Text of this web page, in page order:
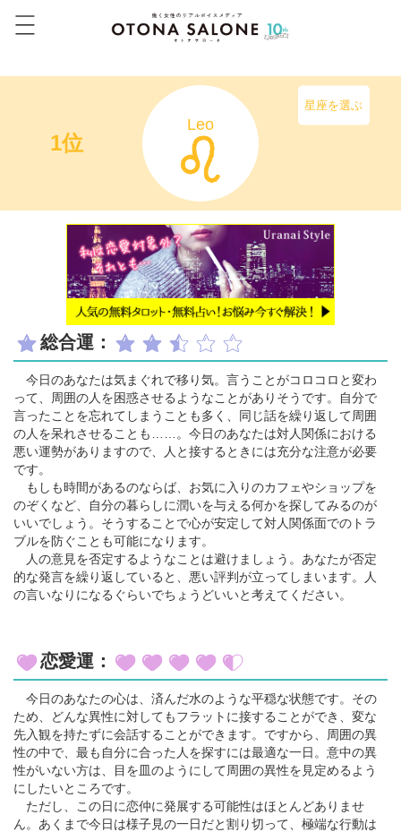
1位
Leo
星座を選ぶ
総合運：
今日のあなたは気まぐれで移り気。言うことがコロコロと変わ
って、周囲の人を困惑させるようなことがありそうです。自分で
言ったことを忘れてしまうことも多く、同じ話を繰り返して周囲
の人を呆れさせることも……。今日のあなたは対人関係における
悪い運勢がありますので、人と接するときには充分な注意が必要
です。
もしも時間があるのならば、お気に入りのカフェやショップを
のぞくなど、自分の暮らしに潤いを与える何かを探してみるのが
いいでしょう。そうすることで心が安定して対人関係面でのトラ
ブルを防ぐことも可能になります。
人の意見を否定するようなことは避けましょう。あなたが否定
的な発言を繰り返していると、悪い評判が立ってしまいます。人
の言いなりになるぐらいでちょうどいいと考えてください。
恋愛運：
今日のあなたの心は、済んだ水のような平穏な状態です。その
ため、どんな異性に対してもフラットに接することができ、変な
先入観を持たずに会話することができます。ですから、周囲の異
性の中で、最も自分に合った人を探すには最適な一日。意中の異
性がいない方は、目を皿のようにして周囲の異性を見定めるよう
にしたいところです。
ただし、この日に恋仲に発展する可能性はほとんどありませ
ん。あくまで今日は様子見の一日だと割り切って、極端な行動は